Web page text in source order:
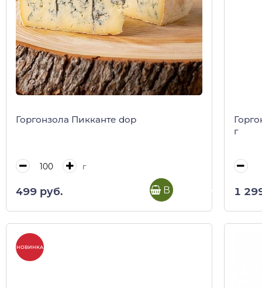
Горгонзола Пикканте dop
г
499 руб. В корзину
г
1
НОВИНКА